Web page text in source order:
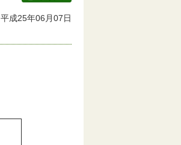
印刷する
平成25年06月07日